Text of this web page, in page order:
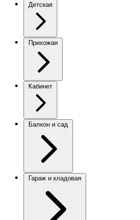
Детская
Прихожая
Кабинет
Балкон и сад
Гараж и кладовая